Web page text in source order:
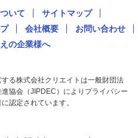
いて
サイトマップ
会社概要
お問い合わせ
の企業様へ
る株式会社クリエイトは一般財団法
協会（JIPDEC）によりプライバシー
認定されています。